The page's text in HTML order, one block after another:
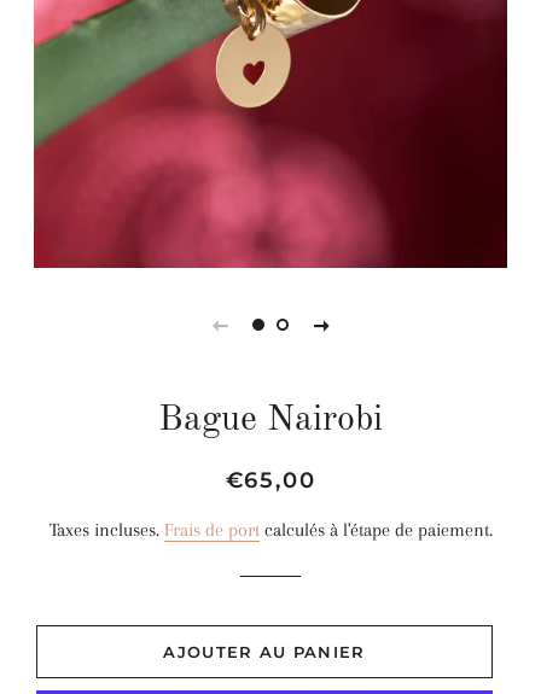
Bague Nairobi
Prix
Prix
€65,00
Taxes incluses. Frais de portcalculés à l'étape de paiement.
AJOUTER AU PANIER